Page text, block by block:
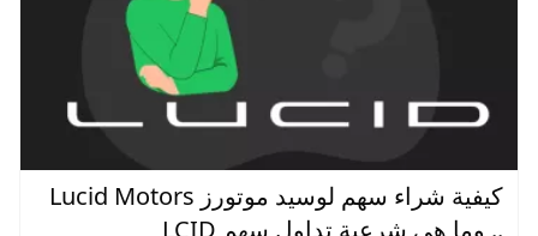
كيفية شراء سهم لوسيد موتورز Lucid Motors